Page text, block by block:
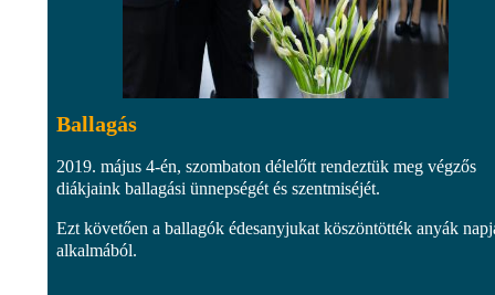
Ballagás
2019. május 4-én, szombaton délelőtt rendeztük meg végzős
diákjaink ballagási ünnepségét és szentmiséjét.
Ezt követően a ballagók édesanyjukat köszöntötték anyák
alkalmából.